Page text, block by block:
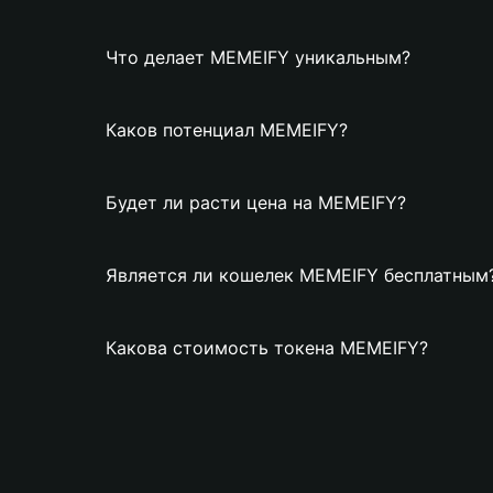
Что делает MEMEIFY уникальным?
Каков потенциал MEMEIFY?
Будет ли расти цена на MEMEIFY?
Является ли кошелек MEMEIFY
Какова стоимость токена MEMEIFY?